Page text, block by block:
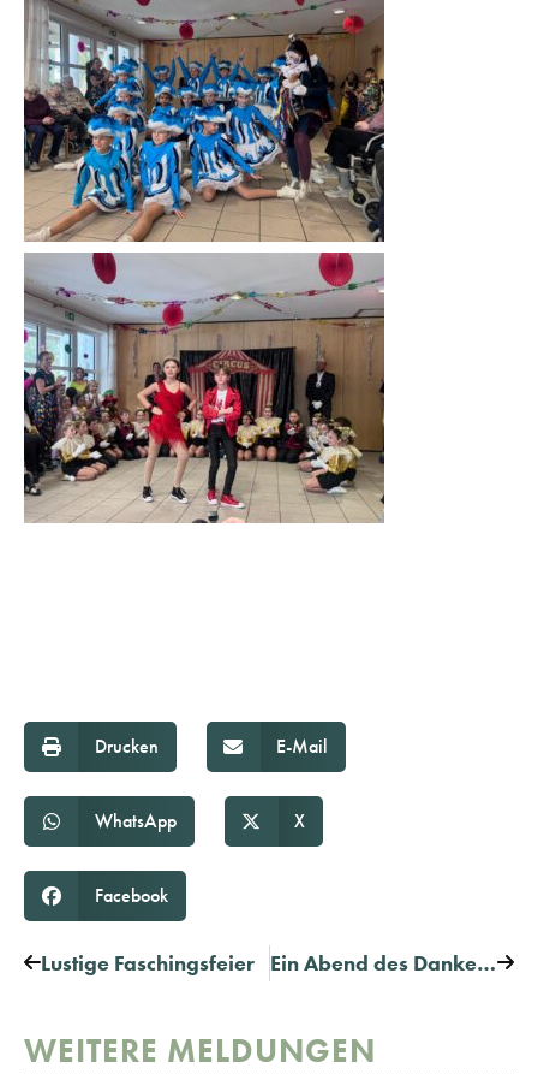
Drucken E-Mail
WhatsApp X
Facebook
Lustige Faschingsfeier Ein Abend des Dankes für unsere Ehrenamtlichen
WEITERE MELDUNGEN